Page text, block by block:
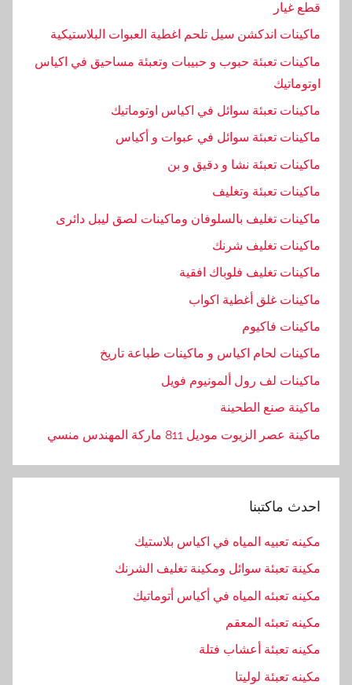
د
ي
ث
,
ل
خ
ة
,
ط
ب
ا
ل
ن
د
,
ل
ه
س
ي
قطع غيار
ماكينات اندكشن سيل تلحم اغطية العبوات البلاستيكية
ماكينات تعبئة حبوب و حبيبات وتعبئة مساحيق في اكياس
اوتوماتيك
ماكينات تعبئة سوائل في اكياس اوتوماتيك
ماكينات تعبئة سوائل في عبوات و أكياس
ماكينات تعبئة نشا و دقيق و بن
ماكينات تعبئة وتغليف
ماكينات تغليف بالسلوفان وماكينات لصق ليبل دائرى
ماكينات تغليف شرنك
ماكينات تغليف فلوباك افقية
ماكينات غلق أغطية اكواب
ماكينات فاكيوم
ماكينات لحام اكياس و ماكينات طباعة تاريخ
ماكينات لف رول ألمونيوم فويل
ماكينة صنع الطحينة
ماكينة عصر الزيوت موديل 811 ماركة المهندس منسي
احدث ماكتبنا
مكينه تعبيه المياه في اكياس بلاستيك
مكينة تعبئة سوائل ومكينة تغليف الشرنك
مكينه تعبئه المياه في أكياس أتوماتيك
مكينه تعبئه المعقم
مكينه تعبئة أعشاب فتلة
مكينه تعبئة لوليتا